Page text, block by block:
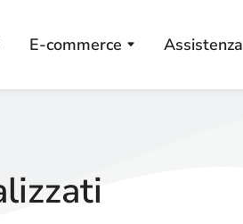
E-commerce Assistenza